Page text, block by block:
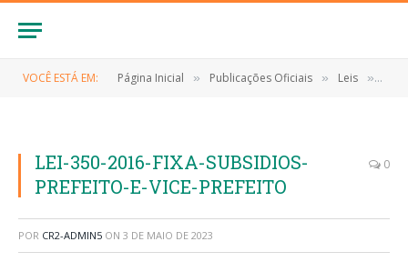
VOCÊ ESTÁ EM: Página Inicial » Publicações Oficiais » Leis »
LEI-350-2016-FIXA-SUBSIDIOS-
PREFEITO-E-VICE-PREFEITO
0
POR CR2-ADMIN5 ON 3 DE MAIO DE 2023